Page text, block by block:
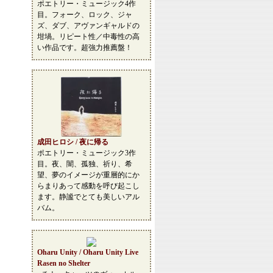
ポエトリー・ミュージック4作
目。フォーク、ロック、ジャ
ズ、ダブ、アヴァンギャルドの
坩堝。リピート性／中毒性の高
い作品です。超強力推薦盤！
成田ヒロシ / 夜に帰る
ポエトリー・ミュージック3作
目。夜、闇、孤独、祈り、希
望、夢のイメージが重層的にか
らまりあって感動を呼び起こし
ます。静謐でとても美しいアル
バム。
Oharu Unity / Oharu Unity Live
Rasen no Shelter